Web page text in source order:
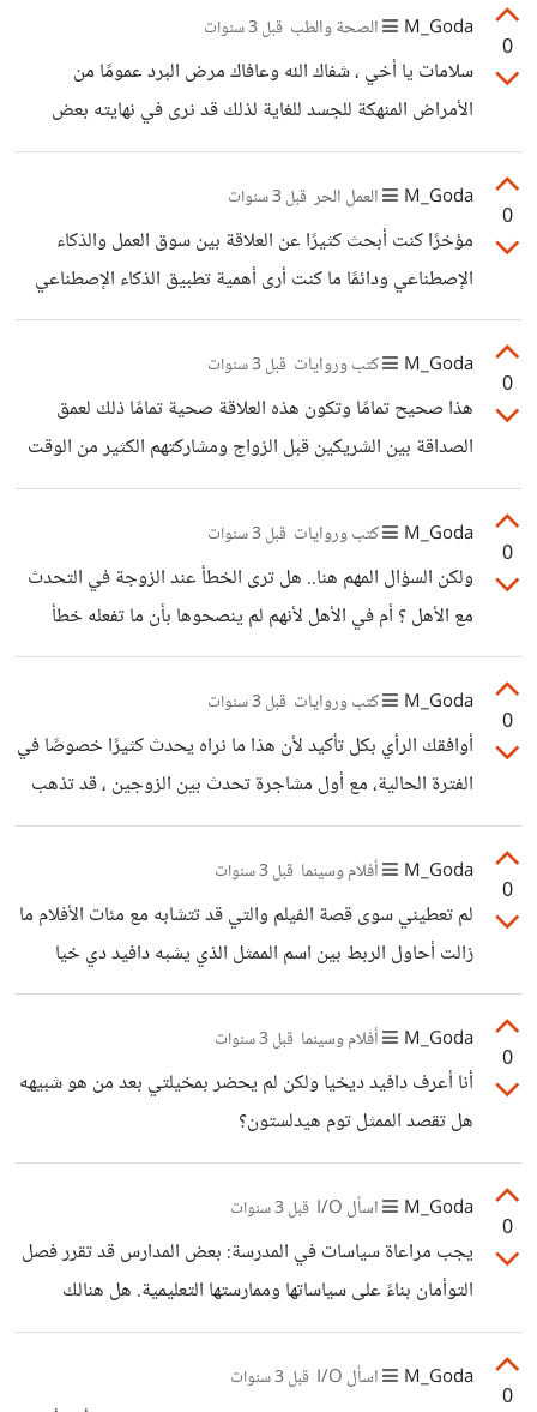
فضولي وحنقي في الوقت ذاته، فحتى العرب يتحدثون باللغة
الإنجليزية وليس العربية فكيف سيكون تطبيقها على الألعاب
حتى ممكننًا. أعتقد أن حل هذه المشكلة لابد أن يكون نابع من
داخلنا لمعرفتنا بمدى أهمية اللغة العربية حينها سيزداد الطلب من
0
M_Goda الصحة والطب قبل 3 سنوات
سلامات يا أخي ، شفاك الله وعافاك مرض البرد عمومًا من
الأمراض المنهكة للجسد للغاية لذلك قد نرى في نهايته بعض
الأعراض كالشعور بالهمدان الذي قد يولد شعور الحزن والإكتئاب
الذي يظهر في رؤيتك المختلفة للأمور ولكن الأمر لا يعود لمشكلة
جسدية أو عضوية قط، أعتقد أنك بحاجة إلى التحدث إلى طبيب
نفسي عن هذه المشكلة لأن أحيانًا قد يشعر المرء بنوبات اكتئاب
عقب نهاية المرض لذا أرى أن الأمر له علاقة بالصحة النفسية.
0
M_Goda العمل الحر قبل 3 سنوات
مؤخرًا كنت أبحث كثيرًا عن العلاقة بين سوق العمل والذكاء
الإصطناعي ودائمًا ما كنت أرى أهمية تطبيق الذكاء الإصطناعي
في مجال العمل وإلا ستكون معرض بشكل أو بآخر للإستغناء
عنك من المؤسسة بشكل دائم، لأن هنالك علاقة عكسية بين
البطالة وتطبيق الذكاء الإصطناعي بشكل أكبر لذا لابد من تعلمه
واستغلاله بأفضل طريقة ممكنة. بالنسبة لي أنا أعمل كمصمم
تظهر
0
M_Goda كتب وروايات قبل 3 سنوات
هذا صحيح تمامًا وتكون هذه العلاقة صحية تمامًا ذلك لعمق
الصداقة بين الشريكين قبل الزواج ومشاركتهم الكثير من الوقت
والأنشطة لذا يشعرون بالراحة طوال الوقت لأنهم قريبين من
بعضهم البعض. بالفعل الصداقة القوية تمثل أساسًا مهمًا لبناء
علاقة زوجية سعيدة وصحية، وتساعد في الحفاظ على
الرومانسية والشغف مع مرور الزمن وتجعل العلاقة أكثر استدامة
0
M_Goda كتب وروايات قبل 3 سنوات
ولكن السؤال المهم هنا.. هل ترى الخطأ عند الزوجة في التحدث
مع الأهل ؟ أم في الأهل لأنهم لم ينصحوها بأن ما تفعله خطأ
ولابد أن تحفظ اسرار البيت بينها وبين زوجها فقط ؟
0
M_Goda كتب وروايات قبل 3 سنوات
أوافقك الرأي بكل تأكيد لأن هذا ما نراه يحدث كثيرًا خصوصًا في
الفترة الحالية، مع أول مشاجرة تحدث بين الزوجين ، قد تذهب
الزوجة أو الزوج بالتحدث مع الأهل بدون وعي أن هذا خاطئ
للغاية لأنه قد يحدث فجوة كبيرة بينهم نتيجة الأراء الكثيرة من
حولهم في تحديد المخطئ، وتظل هذه الفجوة في الإتساع حتى
أنه قد ينتهي أحيانًا الأمر بالطلاق.
0
M_Goda أفلام وسينما قبل 3 سنوات
لم تعطيني سوى قصة الفيلم والتي قد تتشابه مع مئات الأفلام ما
زالت أحاول الربط بين اسم الممثل الذي يشبه دافيد دي خيا
حينها سأتمكن من معرفة اسم الفيلم بكل تأكيد.
0
M_Goda أفلام وسينما قبل 3 سنوات
أنا أعرف دافيد ديخيا ولكن لم يحضر بمخيلتي بعد من هو شبيهه
هل تقصد الممثل توم هيدلستون؟
0
M_Goda اسأل I/O قبل 3 سنوات
يجب مراعاة سياسات في المدرسة: بعض المدارس قد تقرر فصل
التوأمان بناءً على سياساتها وممارستها التعليمية. هل هنالك
سياسات تمنع تعلم التوأمين في نفس الفصل الدراسي؟ هذه المرة
الأولى لي التي أسمع بها شئ كهذا.
0
M_Goda اسأل I/O قبل 3 سنوات